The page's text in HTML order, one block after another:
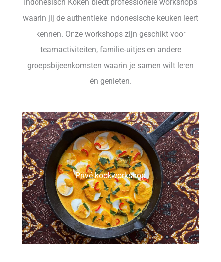
Indonesisch Koken biedt professionele workshops
waarin jij de authentieke Indonesische keuken leert
kennen. Onze workshops zijn geschikt voor
teamactiviteiten, familie‑uitjes en andere
groepsbijeenkomsten waarin je samen wilt leren
én genieten.
Privé kookworkshop